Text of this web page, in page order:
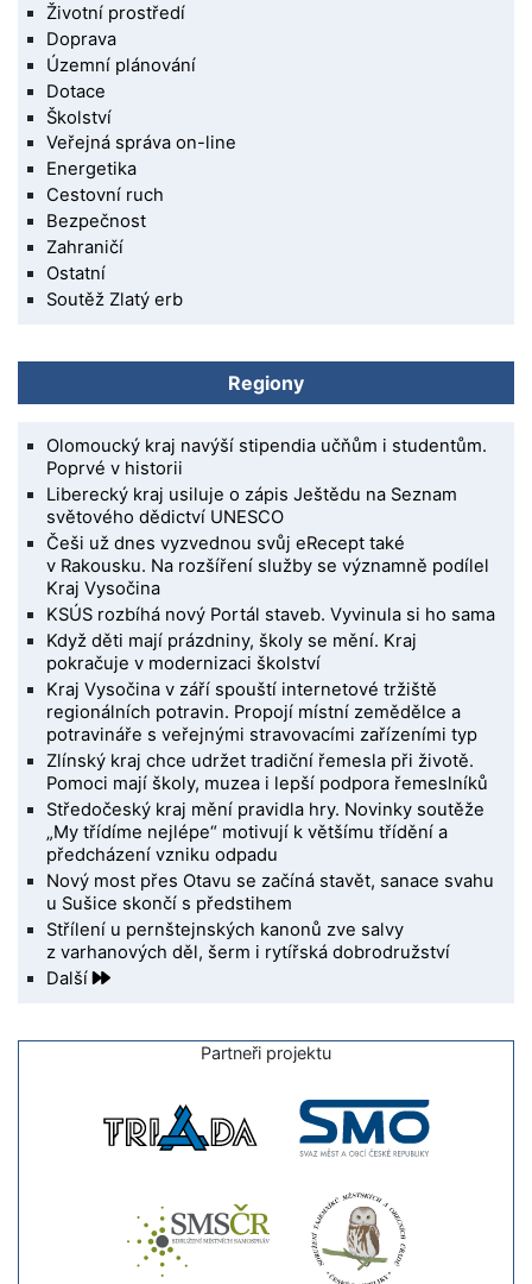
Životní prostředí
Doprava
Územní plánování
Dotace
Školství
Veřejná správa on-line
Energetika
Cestovní ruch
Bezpečnost
Zahraničí
Ostatní
Soutěž Zlatý erb
Regiony
Olomoucký kraj navýší stipendia učňům i studentům.
Poprvé v historii
Liberecký kraj usiluje o zápis Ještědu na Seznam
světového dědictví UNESCO
Češi už dnes vyzvednou svůj eRecept také
v Rakousku. Na rozšíření služby se významně podílel
Kraj Vysočina
KSÚS rozbíhá nový Portál staveb. Vyvinula si ho sama
Když děti mají prázdniny, školy se mění. Kraj
pokračuje v modernizaci školství
Kraj Vysočina v září spouští internetové tržiště
regionálních potravin. Propojí místní zemědělce a
potravináře s veřejnými stravovacími zařízeními typ
Zlínský kraj chce udržet tradiční řemesla při životě.
Pomoci mají školy, muzea i lepší podpora řemeslníků
Středočeský kraj mění pravidla hry. Novinky soutěže
„My třídíme nejlépe“ motivují k většímu třídění a
předcházení vzniku odpadu
Nový most přes Otavu se začíná stavět, sanace svahu
u Sušice skončí s předstihem
Střílení u pernštejnských kanonů zve salvy
z varhanových děl, šerm i rytířská dobrodružství
Další
Partneři projektu